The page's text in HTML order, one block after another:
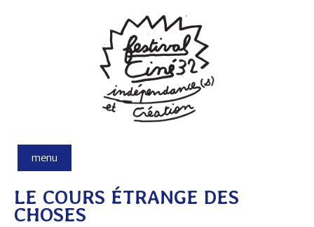
menu
LE COURS ÉTRANGE DES
CHOSES